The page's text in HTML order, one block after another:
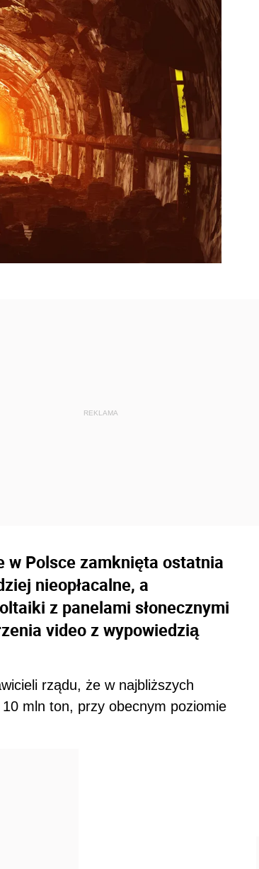
w Polsce zamknięta ostatnia
nieopłacalne, a
z panelami słonecznymi
video z wypowiedzią
rządu, że w najbliższych
mln ton, przy obecnym poziomie